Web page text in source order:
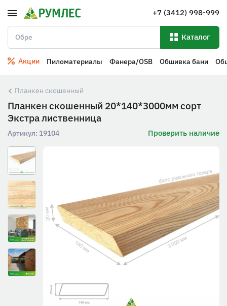
+7 (3412) 998-999
Каталог
Акции Пиломатериалы Фанера/OSB Обшивка бани
Планкен скошенный
Планкен скошенный 20*140*3000мм сорт
Экстра лиственница
Артикул: 19104 Проверить наличие